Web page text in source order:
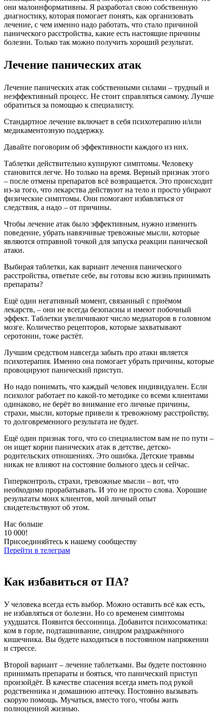
они малоинформативны. Я разработал свою собственную
диагностику, которая помогает понять, как организовать
лечение, с чем именно надо работать, что стало причиной
панического расстройства, какие есть настоящие причины
болезни. Только так можно получить хороший результат.
Лечение панических атак
Лечение панических атак собственными силами – трудный и
неэффективный процесс. Не стоит справляться самому. Лучше
обратиться за помощью к специалисту.
Стандартное лечение включает в себя психотерапию и/или
медикаментозную поддержку.
Давайте поговорим об эффективности каждого из них.
Таблетки действительно купируют симптомы. Человеку
становится легче. Но только на время. Верный признак этого
– после отмены препаратов всё возвращается. Это происходит
из-за того, что лекарства действуют на тело и просто убирают
физические симптомы. Они помогают избавляться от
следствия, а надо – от причины.
Чтобы лечение атак было эффективным, нужно изменить
поведение, убрать навязчивые тревожные мысли, которые
являются отправной точкой для запуска реакции панической
атаки.
Выбирая таблетки, как вариант лечения панического
расстройства, ответьте себе, вы готовы всю жизнь принимать
препараты?
Ещё один негативный момент, связанный с приёмом
лекарств, – они не всегда безопасны и имеют побочный
эффект. Таблетки увеличивают число медиаторов в головном
мозге. Количество рецепторов, которые захватывают
серотонин, тоже растёт.
Лучшим средством навсегда забыть про атаки является
психотерапия. Именно она помогает убрать причины, которые
провоцируют панический приступ.
Но надо понимать, что каждый человек индивидуален. Если
психолог работает по какой-то методике со всеми клиентами
одинаково, не берёт во внимание его личные причины,
страхи, мысли, которые привели к тревожному расстройству,
то долговременного результата не будет.
Ещё один признак того, что со специалистом вам не по пути –
он ищет корни панических атак в детстве, детско-
родительских отношениях. Это ошибка. Детские травмы
никак не влияют на состояние больного здесь и сейчас.
Гиперконтроль, страхи, тревожные мысли – вот, что
необходимо прорабатывать. И это не просто слова. Хорошие
результаты моих клиентов, мой личный опыт
свидетельствуют об этом.
Нас больше
10 000!
Присоединяйтесь к нашему сообществу
Перейти в телеграм
Как избавиться от ПА?
У человека всегда есть выбор. Можно оставить всё как есть,
не избавляться от болезни. Но со временем симптомы
ухудшатся. Появится бессонница. Добавится психосоматика:
ком в горле, подташнивание, синдром раздражённого
кишечника. Вы будете находиться в постоянном напряжении
и стрессе.
Второй вариант – лечение таблетками. Вы будете постоянно
принимать препараты и бояться, что панический приступ
произойдёт. В качестве спасения всегда иметь под рукой
родственника и домашнюю аптечку. Постоянно вызывать
скорую помощь. Мучаться, вместо того, чтобы жить
полноценной жизнью.